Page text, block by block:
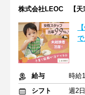
株式会社LEOC 【天
給与
時給
シフト
週2